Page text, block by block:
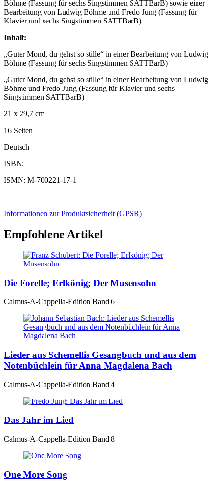
Böhme (Fassung für sechs Singstimmen SATTBarB) sowie einer
Bearbeitung von Ludwig Böhme und Fredo Jung (Fassung für
Klavier und sechs Singstimmen SATTBarB)
Inhalt:
„Guter Mond, du gehst so stille“ in einer Bearbeitung von Ludwig
Böhme (Fassung für sechs Singstimmen SATTBarB)
„Guter Mond, du gehst so stille“ in einer Bearbeitung von Ludwig
Böhme und Fredo Jung (Fassung für Klavier und sechs
Singstimmen SATTBarB)
21 x 29,7 cm
16 Seiten
Deutsch
ISBN:
ISMN: M-700221-17-1
Informationen zur Produktsicherheit (GPSR)
Empfohlene Artikel
Die Forelle; Erlkönig; Der Musensohn
Calmus-A-Cappella-Edition Band 6
Lieder aus Schemellis Gesangbuch und aus dem
Notenbüchlein für Anna Magdalena Bach
Calmus-A-Cappella-Edition Band 4
Das Jahr im Lied
Calmus-A-Cappella-Edition Band 8
One More Song